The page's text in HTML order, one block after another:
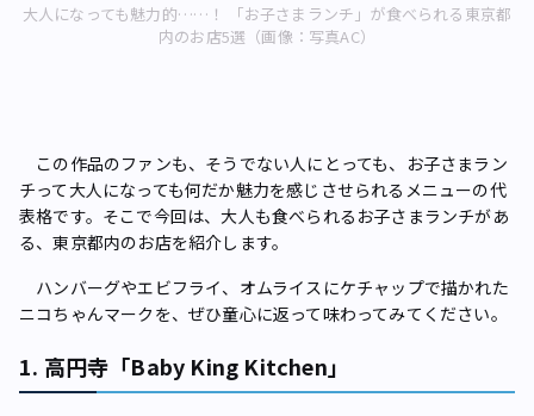
大人になっても魅力的……！ 「お子さまランチ」が食べられる東京都
内のお店5選（画像：写真AC）
この作品のファンも、そうでない人にとっても、お子さまラン
チって大人になっても何だか魅力を感じさせられるメニューの代
表格です。そこで今回は、大人も食べられるお子さまランチがあ
る、東京都内のお店を紹介します。
ハンバーグやエビフライ、オムライスにケチャップで描かれた
ニコちゃんマークを、ぜひ童心に返って味わってみてください。
1. 高円寺「Baby King Kitchen」